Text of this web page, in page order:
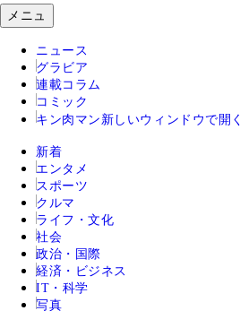
メニュ
ニュース
グラビア
連載コラム
コミック
キン肉マン 新しいウィンドウで開く
新着
エンタメ
スポーツ
クルマ
ライフ・文化
社会
政治・国際
経済・ビジネス
IT・科学
写真